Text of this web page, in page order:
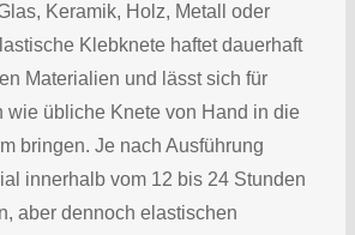
Keramik, Holz, Metall oder
Klebknete haftet dauerhaft
Materialien und lässt sich für
wie übliche Knete von Hand in die
bringen. Je nach Ausführung
innerhalb vom 12 bis 24 Stunden
aber dennoch elastischen